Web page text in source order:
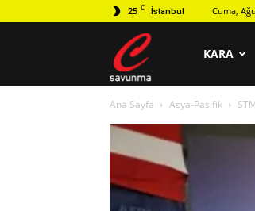
25 C İstanbul Cuma,
KARA
Ana Sayfa Asya-Pasifik